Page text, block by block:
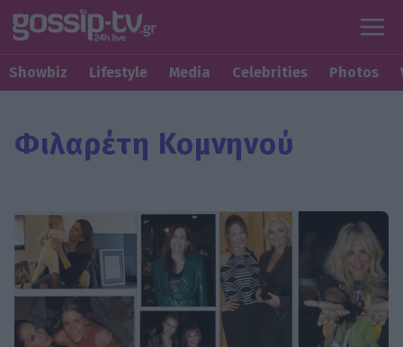
Showbiz Lifestyle Media Celebrities Photos
Φιλαρέτη Κομνηνού